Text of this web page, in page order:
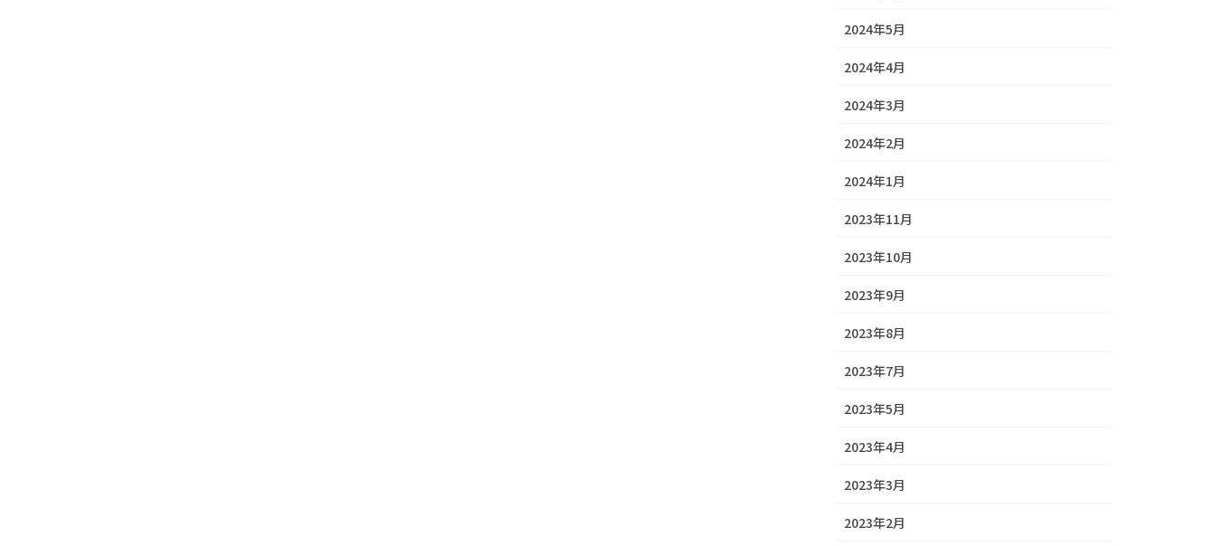
2024年5月
2024年4月
2024年3月
2024年2月
2024年1月
2023年11月
2023年10月
2023年9月
2023年8月
2023年7月
2023年5月
2023年4月
2023年3月
2023年2月